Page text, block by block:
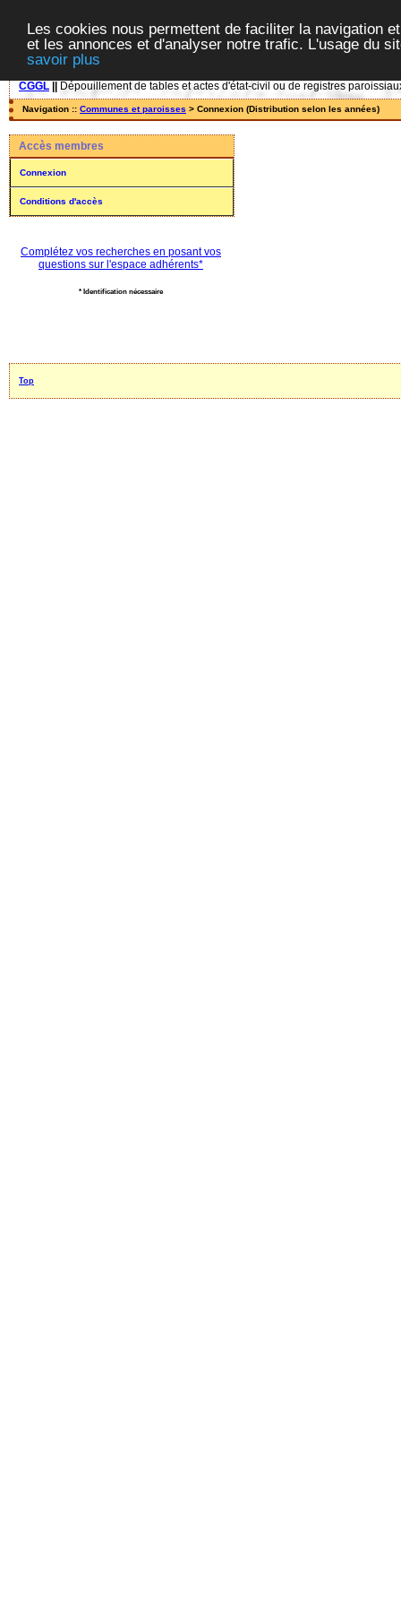
Les cookies nous permettent de faciliter la navigation
et les annonces et d'analyser notre trafic. L'usage du
savoir plus
CGGL Dépouillement de tables et actes d'état-civil ou de registres
Navigation :: Communes et paroisses > Connexion (Distribution selon les années)
Accès membres
Connexion
Conditions d'accès
Complétez vos recherches en posant vos
questions sur l'espace adhérents*
* Identification nécessaire
Top